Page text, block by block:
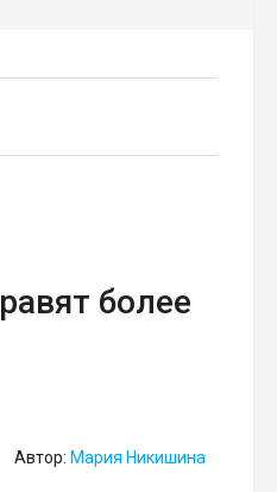
более
Автор: Мария Никишина